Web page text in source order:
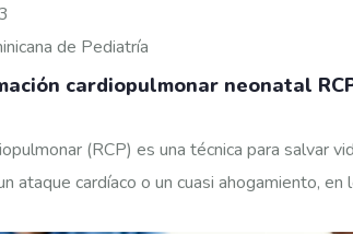
de Pediatría
cardiopulmonar neonatal
(RCP) es una técnica para salvar
ataque cardíaco o un cuasi ahogamiento, en